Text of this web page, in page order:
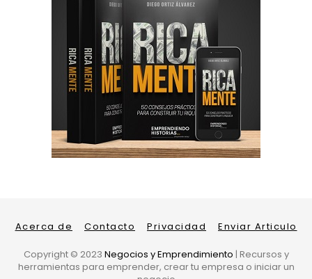
Acerca de Contacto Privacidad Enviar Articulo
Copyright © 2023 Negocios y Emprendimiento | Recursos y
herramientas para emprender, crear tu empresa o iniciar un